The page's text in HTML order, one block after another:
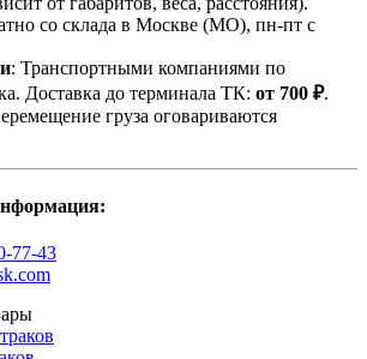
со склада в Москве (МО), пн-пт с
: Транспортными компаниями по
Доставка до терминала ТК: от 700 ₽.
груза оговариваются
77-43